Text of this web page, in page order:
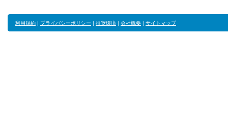
利用規約 | プライバシーポリシー | 推奨環境 | 会社概要 | サイトマップ